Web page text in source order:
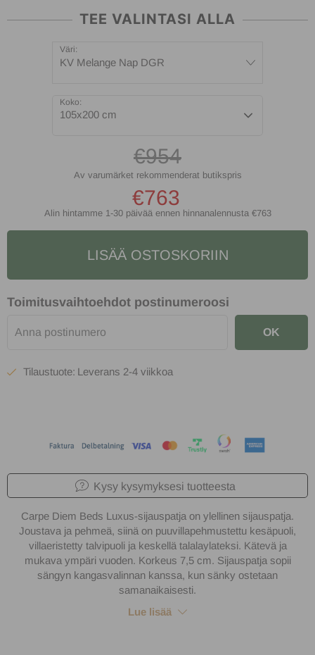
TEE VALINTASI ALLA
Väri:
KV Melange Nap DGR
Koko:
105x200 cm
€954
€763
Alin hintamme 1-30 päivää ennen hinnanalennusta €763
LISÄÄ OSTOSKORIIN
Toimitusvaihtoehdot postinumeroosi
OK
2-4 viikkoa
Kysy kysymyksesi tuotteesta
Carpe Diem Beds Luxus-sijauspatja on ylellinen sijauspatja.
Joustava ja pehmeä, siinä on puuvillapehmustettu kesäpuoli,
villaeristetty talvipuoli ja keskellä talalaylateksi. Kätevä ja
mukava ympäri vuoden. Korkeus 7,5 cm. Sijauspatja sopii
sängyn kangasvalinnan kanssa, kun sänky ostetaan
samanaikaisesti.
Lue lisää